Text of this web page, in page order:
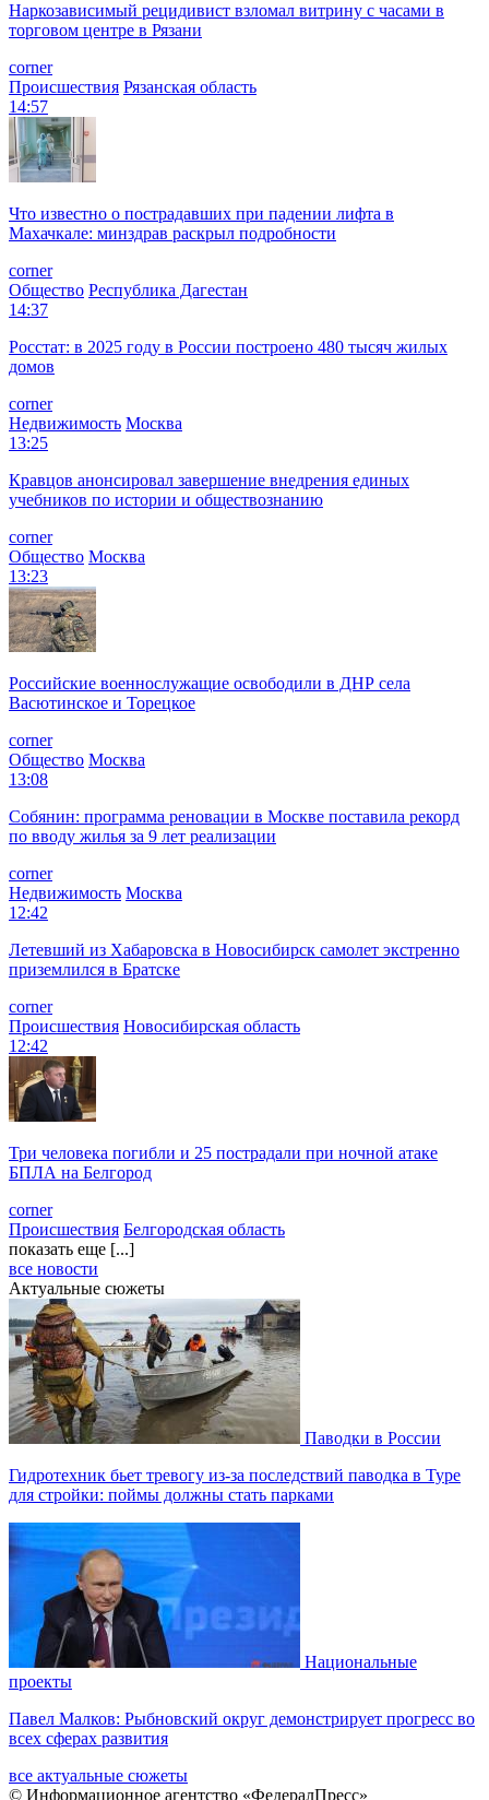
Наркозависимый рецидивист взломал витрину с часами в
торговом центре в Рязани
corner
Происшествия Рязанская область
14:57
Что известно о пострадавших при падении лифта в
Махачкале: минздрав раскрыл подробности
corner
Общество Республика Дагестан
14:37
Росстат: в 2025 году в России построено 480 тысяч жилых
домов
corner
Недвижимость Москва
13:25
Кравцов анонсировал завершение внедрения единых
учебников по истории и обществознанию
corner
Общество Москва
13:23
Российские военнослужащие освободили в ДНР села
Васютинское и Торецкое
corner
Общество Москва
13:08
Собянин: программа реновации в Москве поставила рекорд
по вводу жилья за 9 лет реализации
corner
Недвижимость Москва
12:42
Летевший из Хабаровска в Новосибирск самолет экстренно
приземлился в Братске
corner
Происшествия Новосибирская область
12:42
Три человека погибли и 25 пострадали при ночной атаке
БПЛА на Белгород
corner
Происшествия Белгородская область
показать еще [...]
все новости
Актуальные сюжеты
Паводки в России
Гидротехник бьет тревогу из-за последствий паводка в Туре
для стройки: поймы должны стать парками
Национальные
проекты
Павел Малков: Рыбновский округ демонстрирует прогресс во
всех сферах развития
все актуальные сюжеты
© Информационное агентство «ФедералПресс»